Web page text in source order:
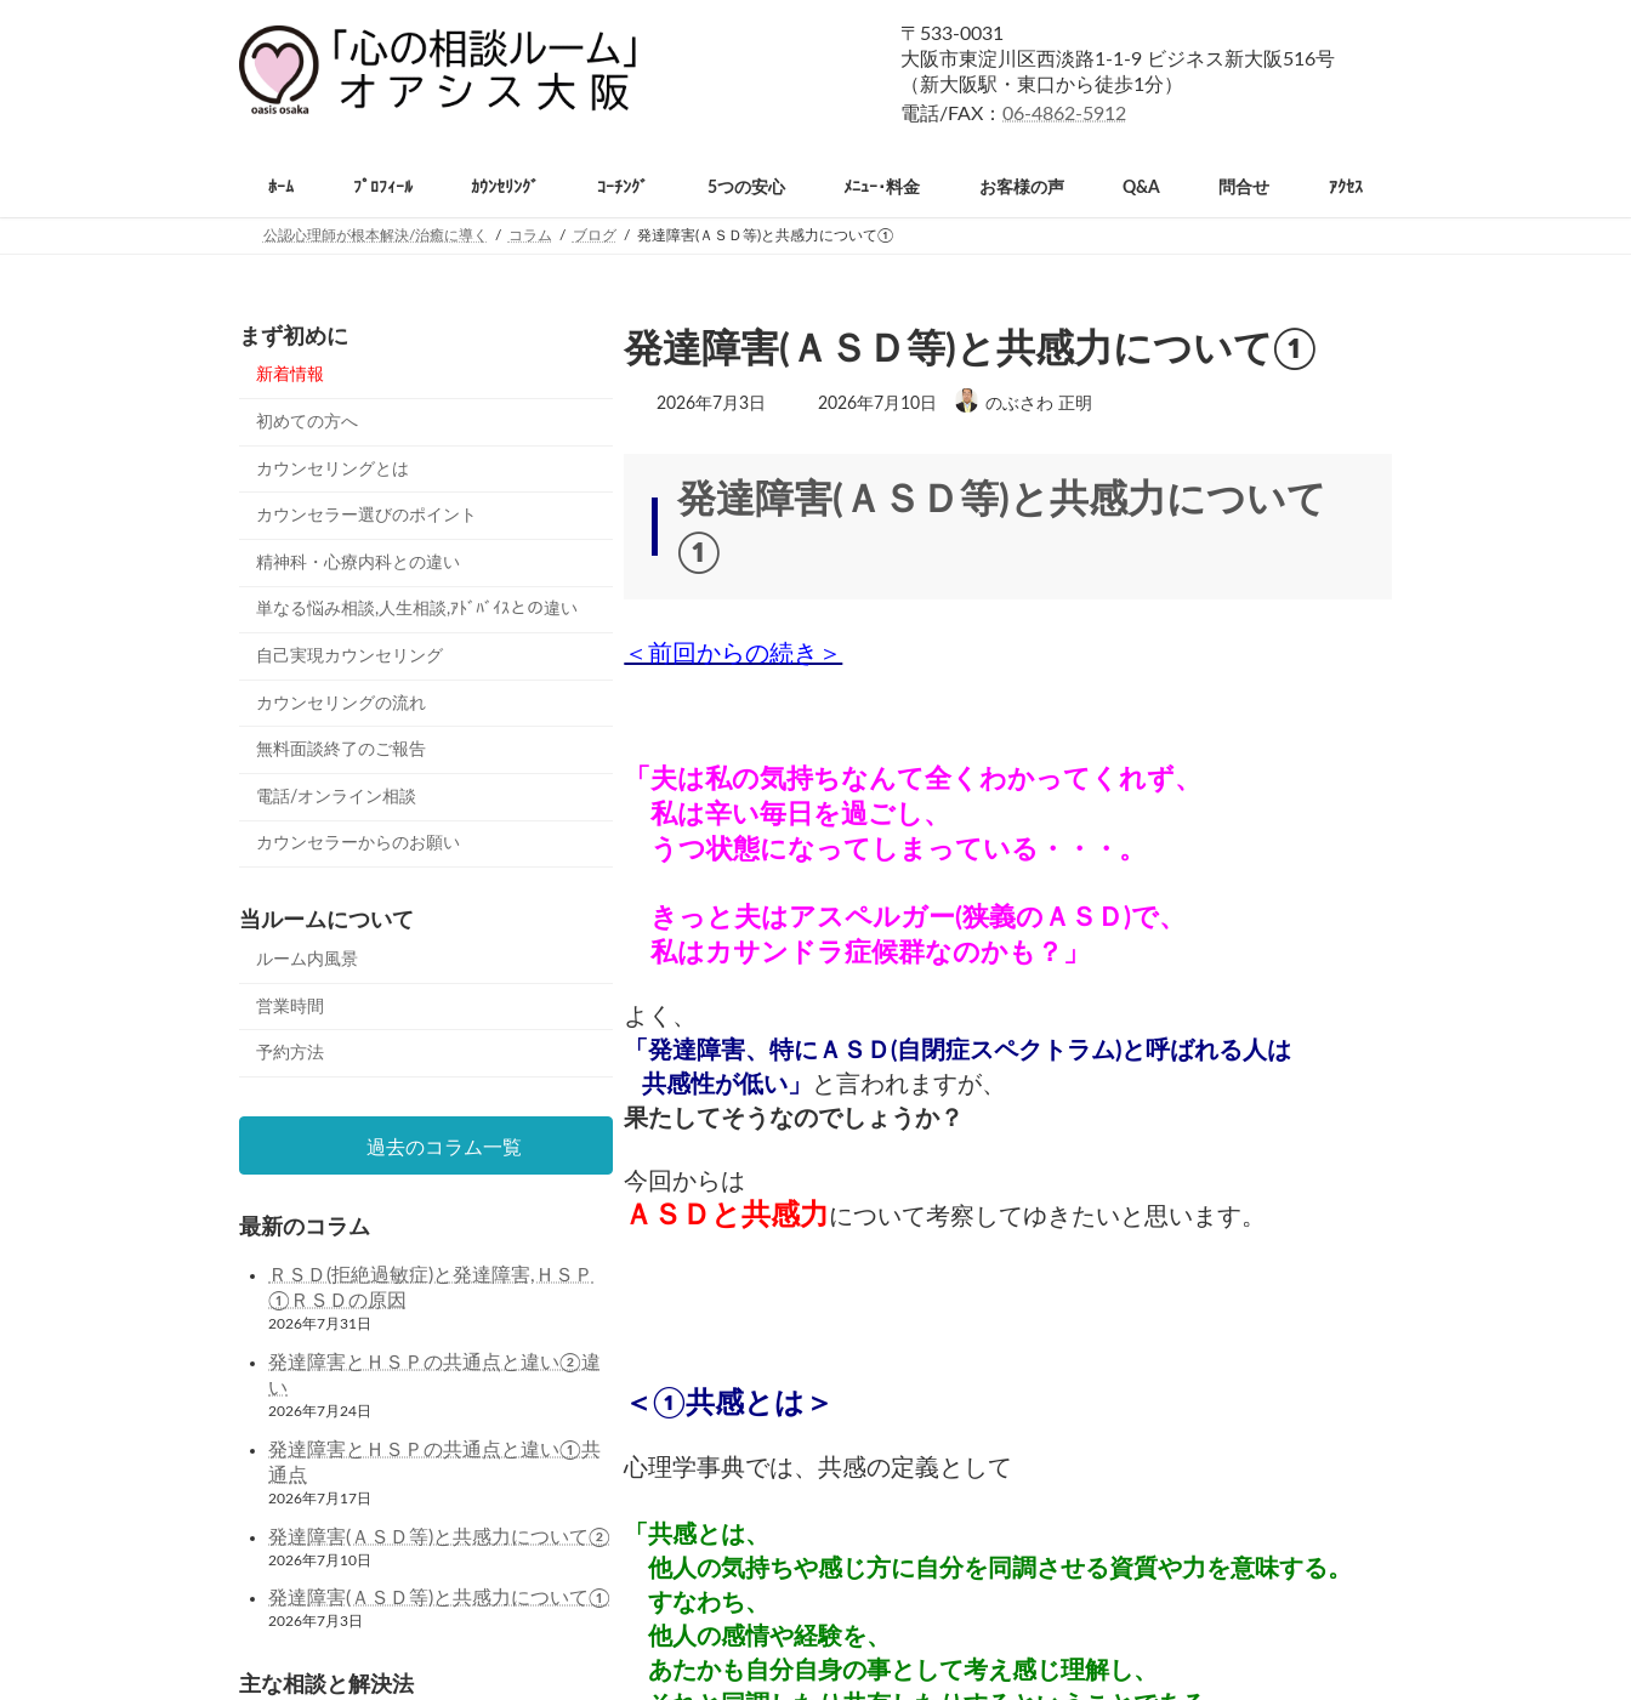
〒533-0031
大阪市東淀川区西淡路1-1-9 ビジネス新大阪516号
（新大阪駅・東口から徒歩1分）
電話/FAX： 06-4862-5912
ﾎｰﾑ ﾌﾟﾛﾌｨｰﾙ ｶｳﾝｾﾘﾝｸﾞ ｺｰﾁﾝｸﾞ 5つの安心 ﾒﾆｭｰ･料金 お客様の声 Q&A 問合せ ｱｸｾｽ
公認心理師が根本解決/治癒に導く コラム ブログ 発達障害(ＡＳＤ等)と共感力について①
発達障害(ＡＳＤ等)と共感力について①
2026年7月3日
最
日
時
2026年7月10日 のぶさわ 正明
発達障害(ＡＳＤ等)と共感力について
①
＜前回からの続き＞
「夫は私の気持ちなんて全くわかってくれず、
私は辛い毎日を過ごし、
うつ状態になってしまっている・・・。
きっと夫はアスペルガー(狭義のＡＳＤ)で、
私はカサンドラ症候群なのかも？」
よく、
「発達障害、特にＡＳＤ(自閉症スペクトラム)と呼ばれる人は
共感性が低い」
と言われますが、
果たしてそうなのでしょうか？
今回からは
ＡＳＤと共感力 について考察してゆきたいと思います。
＜①共感とは＞
心理学事典では、共感の定義として
「共感とは、
他人の気持ちや感じ方に自分を同調させる資質や力を意味する。
すなわち、
他人の感情や経験を、
あたかも自分自身の事として考え感じ理解し、
まず初めに
新着情報
初めての方へ
カウンセリングとは
カウンセラー選びのポイント
精神科・心療内科との違い
単なる悩み相談,人生相談,ｱﾄﾞﾊﾞｲｽとの違い
自己実現カウンセリング
カウンセリングの流れ
無料面談終了のご報告
電話/オンライン相談
カウンセラーからのお願い
当ルームについて
ルーム内風景
営業時間
予約方法
過去のコラム一覧
最新のコラム
ＲＳＤ(拒絶過敏症)と発達障害,ＨＳＰ
①ＲＳＤの原因
2026年7月31日
発達障害とＨＳＰの共通点と違い②違
い
2026年7月24日
発達障害とＨＳＰの共通点と違い①共
通点
2026年7月17日
発達障害(ＡＳＤ等)と共感力について②
2026年7月10日
発達障害(ＡＳＤ等)と共感力について①
2026年7月3日
主な相談と解決法